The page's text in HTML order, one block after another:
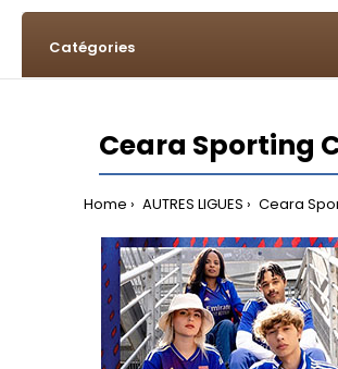
Catégories
Ceara Sporting
Home AUTRES LIGUES Ceara